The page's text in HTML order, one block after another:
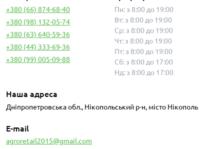
+380 (66) 874-68-40
+380 (98) 132-05-74
+380 (63) 640-59-36
+380 (44) 333-69-36
+380 (99) 005-09-88
Пн: з 8:00 до 19:00
Вт: з 8:00 до 19:00
Ср: з 8:00 до 19:00
Чт: з 8:00 до 19:00
Пт: з 8:00 до 19:00
Сб: з 8:00 до 17:00
Нд: з 8:00 до 17:00
Наша адреса
Дніпропетровська обл., Нікопольський р-н, місто Нікополь
E-mail
agroretail2015@gmail.com